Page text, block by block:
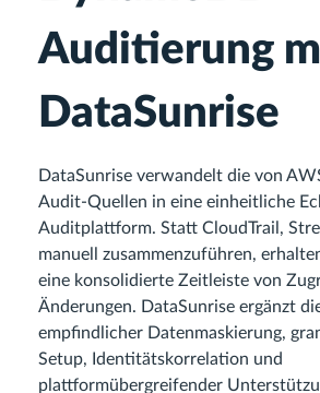
Auditierung
DataSunrise
DataSunrise verwandelt die von
Audit-Quellen in eine einheitliche
Auditplattform. Statt CloudTrail,
manuell zusammenzuführen,
eine konsolidierte Zeitleiste von
Änderungen. DataSunrise ergänzt
empfindlicher Datenmaskierung,
Setup, Identitätskorrelation und
plattformübergreifender